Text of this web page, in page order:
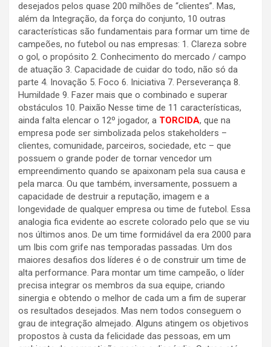
desejados pelos quase 200 milhões de “clientes”. Mas,
além da Integração, da força do conjunto, 10 outras
características são fundamentais para formar um time de
campeões, no futebol ou nas empresas: 1. Clareza sobre
o gol, o propósito 2. Conhecimento do mercado / campo
de atuação 3. Capacidade de cuidar do todo, não só da
parte 4. Inovação 5. Foco 6. Iniciativa 7. Perseverança 8.
Humildade 9. Fazer mais que o combinado e superar
obstáculos 10. Paixão Nesse time de 11 características,
ainda falta elencar o 12º jogador, a TORCIDA, que na
empresa pode ser simbolizada pelos stakeholders –
clientes, comunidade, parceiros, sociedade, etc – que
possuem o grande poder de tornar vencedor um
empreendimento quando se apaixonam pela sua causa e
pela marca. Ou que também, inversamente, possuem a
capacidade de destruir a reputação, imagem e a
longevidade de qualquer empresa ou time de futebol. Essa
analogia fica evidente ao escrete colorado pelo que se viu
nos últimos anos. De um time formidável da era 2000 para
um Ibis com grife nas temporadas passadas. Um dos
maiores desafios dos líderes é o de construir um time de
alta performance. Para montar um time campeão, o líder
precisa integrar os membros da sua equipe, criando
sinergia e obtendo o melhor de cada um a fim de superar
os resultados desejados. Mas nem todos conseguem o
grau de integração almejado. Alguns atingem os objetivos
propostos à custa da felicidade das pessoas, em um